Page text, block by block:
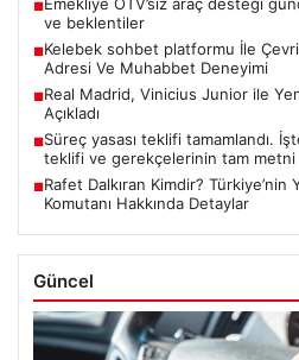
■
ve beklentiler
■Kelebek sohbet platformu İle
Adresi Ve Muhabbet Deneyimi
■Real Madrid, Vinicius Junior ile
Açıkladı
■Süreç yasası teklifi tamamlandı.
teklifi ve gerekçelerinin tam metni
■Rafet Dalkıran Kimdir?
Komutanı Hakkında Detaylar
Güncel